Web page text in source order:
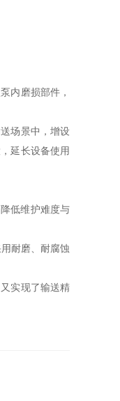
内磨损部件，
场景中，增设
延长设备使用
低维护难度与
耐磨、耐腐蚀
实现了输送精